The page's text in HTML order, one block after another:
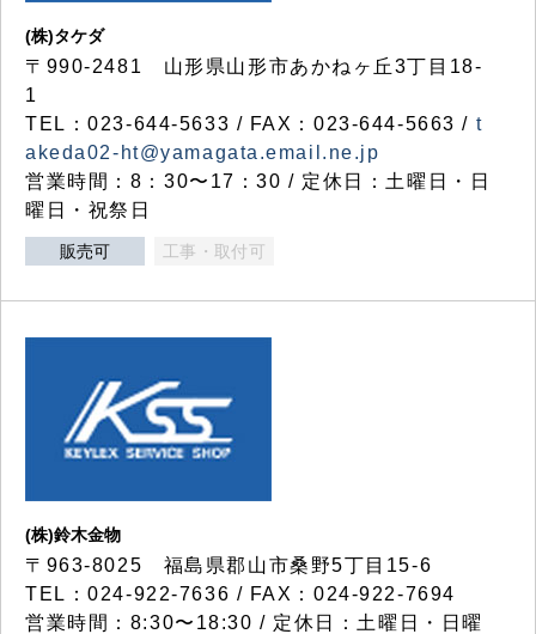
(株)タケダ
〒990-2481 山形県山形市あかねヶ丘3丁目18-
1
TEL：023-644-5633 / FAX：023-644-5663 / t
akeda02-ht@yamagata.email.ne.jp
営業時間：8：30〜17：30 / 定休日：土曜日・日
曜日・祝祭日
販売可 工事・取付可
(株)鈴木金物
〒963-8025 福島県郡山市桑野5丁目15-6
TEL：024-922-7636 / FAX：024-922-7694
営業時間：8:30〜18:30 / 定休日：土曜日・日曜